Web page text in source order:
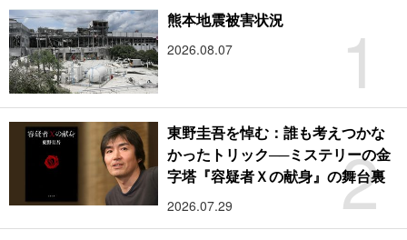
1
熊本地震被害状況
2026.08.07
2
東野圭吾を悼む：誰も考えつかな
かったトリック──ミステリーの金
字塔『容疑者Ｘの献身』の舞台裏
2026.07.29